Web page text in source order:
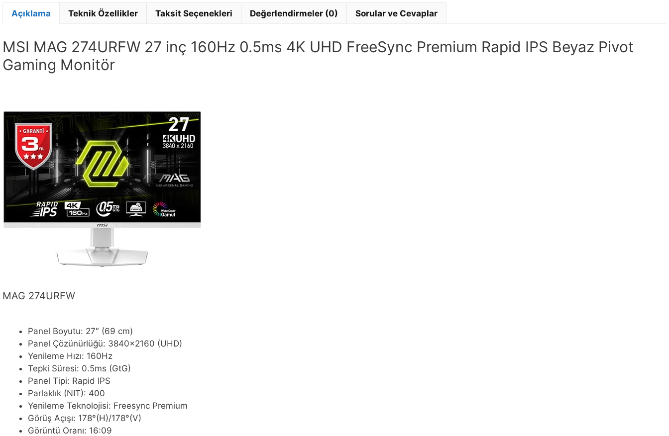
Açıklama Teknik Özellikler Taksit Seçenekleri Değerlendirmeler (0) Sorular ve Cevaplar
MSI MAG 274URFW 27 inç 160Hz 0.5ms 4K UHD FreeSync Premium Rapid IPS Beyaz Pivot
Gaming Monitör
MAG 274URFW
Panel Boyutu: 27″ (69 cm)
Panel Çözünürlüğü: 3840×2160 (UHD)
Yenileme Hızı: 160Hz
Tepki Süresi: 0.5ms (GtG)
Panel Tipi: Rapid IPS
Parlaklık (NIT): 400
Yenileme Teknolojisi: Freesync Premium
Görüş Açışı: 178°(H)/178°(V)
Görüntü Oranı: 16:09